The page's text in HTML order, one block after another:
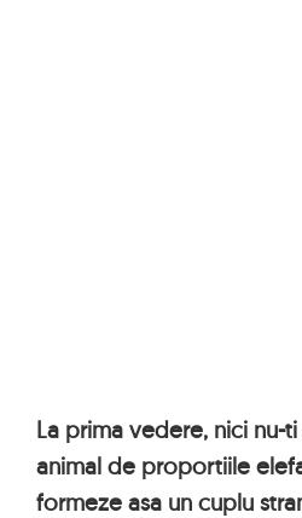
La prima vedere, nici nu-
animal de proportiile
formeze asa un cuplu